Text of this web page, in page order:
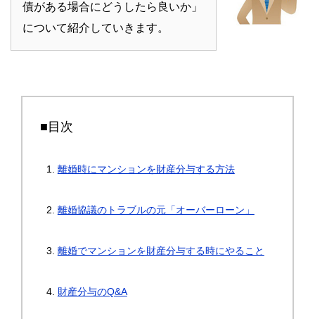
債がある場合にどうしたら良いか」
について紹介していきます。
■目次
離婚時にマンションを財産分与する方法
離婚協議のトラブルの元「オーバーローン」
離婚でマンションを財産分与する時にやること
財産分与のQ&A